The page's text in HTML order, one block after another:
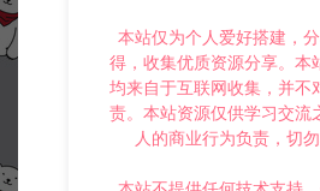
本站仅为个人爱好搭建，
得，收集优质资源分享。本
均来自于互联网收集，并不
责。本站资源仅供学习交流
人的商业行为负责，切